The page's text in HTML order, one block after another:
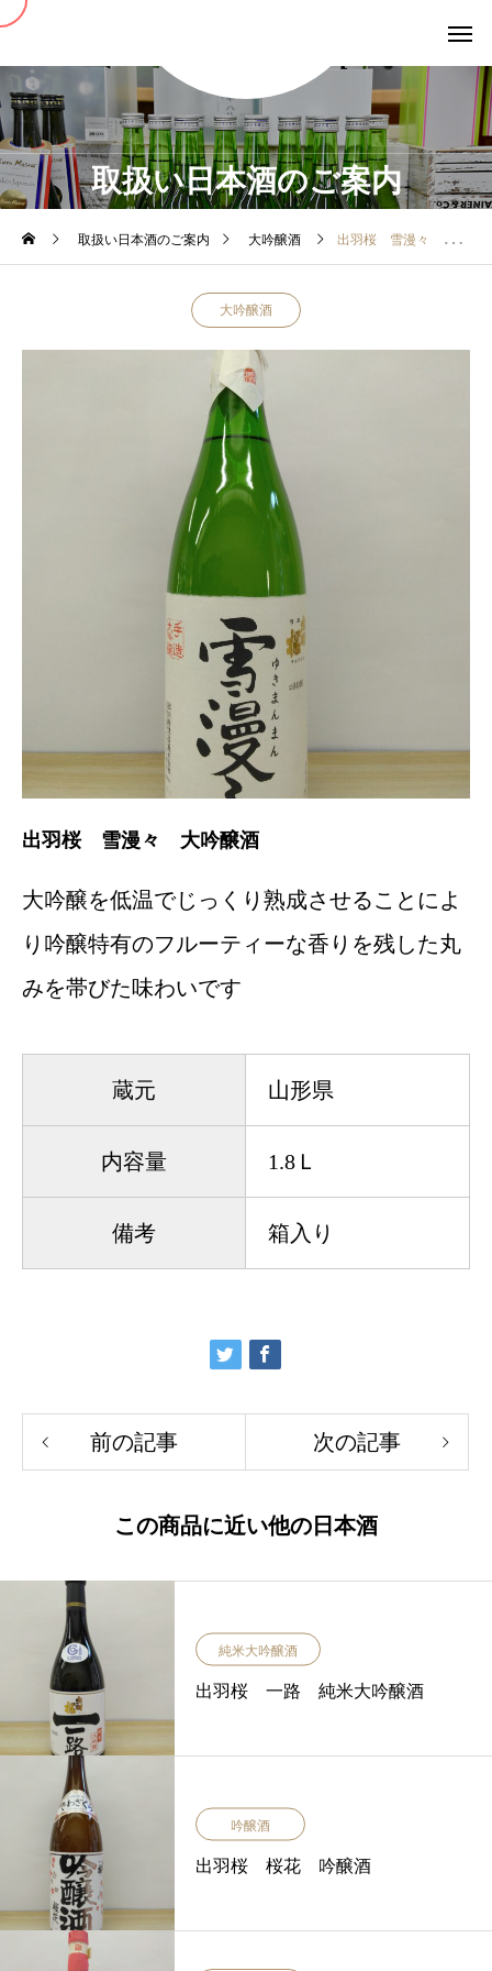
取扱い日本酒のご案内
取扱い日本酒のご案内 大吟醸酒 出羽桜 雪漫々 大吟醸酒
大吟醸酒
出羽桜 雪漫々 大吟醸酒
大吟醸を低温でじっくり熟成させることによ
り吟醸特有のフルーティーな香りを残した丸
みを帯びた味わいです
蔵元 山形県
内容量 1.8Ｌ
備考 箱入り
前の記事 次の記事
この商品に近い他の日本酒
純米大吟醸酒
出羽桜 一路 純米大吟醸酒
吟醸酒
出羽桜 桜花 吟醸酒